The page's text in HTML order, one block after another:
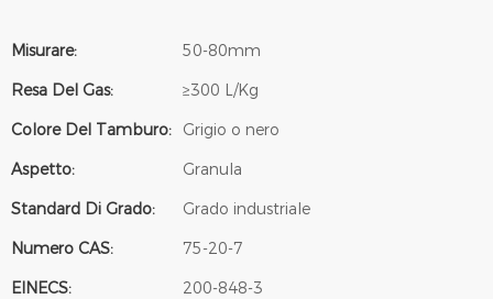
Misurare:
50-80mm
Resa Del Gas:
≥300 L/Kg
Colore Del Tamburo:
Grigio o nero
Aspetto:
Granula
Standard Di Grado:
Grado industriale
Numero CAS:
75-20-7
EINECS:
200-848-3